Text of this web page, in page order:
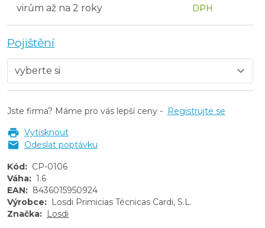
virům až na 2 roky
DPH
Pojištění
Jste firma? Máme pro vás lepší ceny - Registrujte se
Vytisknout
Odeslat poptávku
Kód: CP-0106
Váha: 1.6
EAN: 8436015950924
Výrobce: Losdi Primicias Técnicas Cardi, S.L.
Značka: Losdi